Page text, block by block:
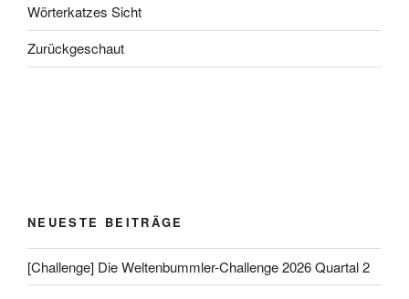
Wörterkatzes Sicht
Zurückgeschaut
NEUESTE BEITRÄGE
[Challenge] Die Weltenbummler-Challenge 2026 Quartal 2